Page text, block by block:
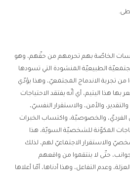
الخاصّة بهم تحرمهم من حقّهم، وهو
الطبيعيّة المنشودة التي تسودها
من تجربة الاندماج المجتمعيّ، وهذا يؤدّي
هذا اليتيم، أي أنّه يفتقد الاحتياجات
والأمن، والاستقرار النفسيّ،
الفرديّ، والخصوصيّة، واكتساب الخبرات
المكوّنة للشخصيّة السويّة، هذا
والاستقرار الاجتماعيّ لهم، لذلك
حتّى لا ينتقموا من واقعهم
وعدم التفاعل، وهذا أدناها، أمّا أعلاها